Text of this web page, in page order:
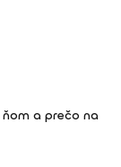
a prečo na